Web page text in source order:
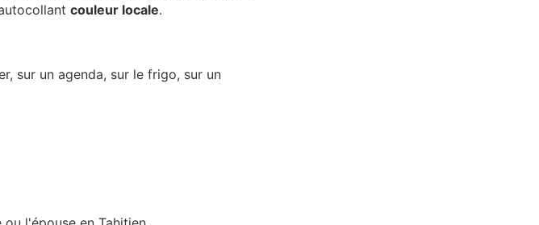
couleur locale.
sur un agenda, sur le frigo, sur un